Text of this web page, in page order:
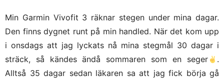
Min Garmin Vivofit 3 räknar stegen under mina dagar.
Den finns dygnet runt på min handled. När det kom upp
i onsdags att jag lyckats nå mina stegmål 30 dagar i
sträck, så kändes ändå sommaren som en seger
.
Alltså 35 dagar sedan läkaren sa att jag fick börja gå